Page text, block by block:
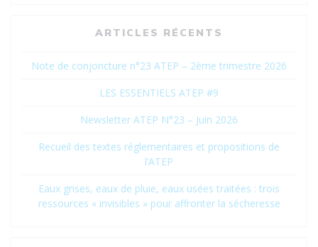
ARTICLES RÉCENTS
Note de conjoncture n°23 ATEP – 2ème trimestre 2026
LES ESSENTIELS ATEP #9
Newsletter ATEP N°23 – Juin 2026
Recueil des textes réglementaires et propositions de
l’ATEP
Eaux grises, eaux de pluie, eaux usées traitées : trois
ressources « invisibles » pour affronter la sécheresse